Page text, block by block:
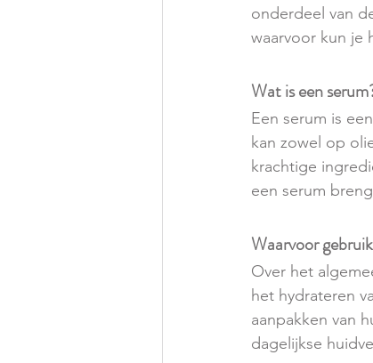
onderdeel van
waarvoor kun je
Wat is een
Een serum is
kan zowel op
krachtige
een serum
Waarvoor
Over het
het hydrateren
aanpakken van
dagelijkse